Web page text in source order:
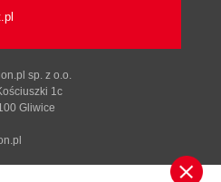
fizycznej 802.11b -
warstwy fizycznej OFDM
w dziedzinie
(230)
zastosowane w 802.11a
sp. z o.o.
1c
Gliwice